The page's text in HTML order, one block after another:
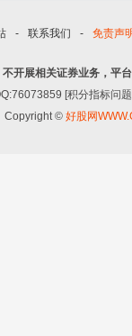
- 联系我们 - 免责声
开展相关证券业务，平
[积分指标问
Copyright © 好股网